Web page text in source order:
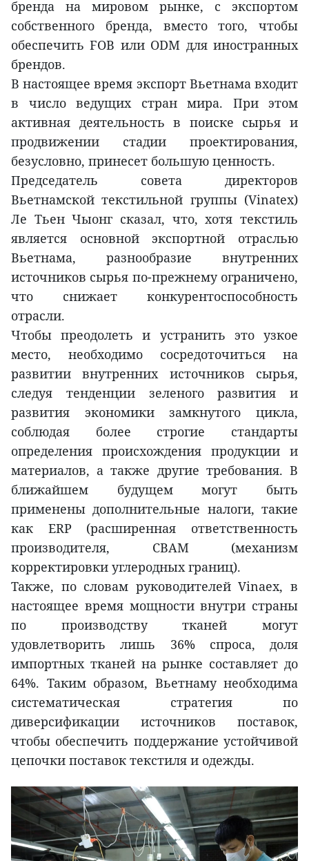
бренда на мировом рынке, с экспортом
собственного бренда, вместо того, чтобы
обеспечить FOB или ODM для иностранных
брендов.
В настоящее время экспорт Вьетнама входит
в число ведущих стран мира. При этом
активная деятельность в поиске сырья и
продвижении стадии проектирования,
безусловно, принесет большую ценность.
Председатель совета директоров
Вьетнамской текстильной группы (Vinatex)
Ле Тьен Чыонг сказал, что, хотя текстиль
является основной экспортной отраслью
Вьетнама, разнообразие внутренних
источников сырья по-прежнему ограничено,
что снижает конкурентоспособность
отрасли.
Чтобы преодолеть и устранить это узкое
место, необходимо сосредоточиться на
развитии внутренних источников сырья,
следуя тенденции зеленого развития и
развития экономики замкнутого цикла,
соблюдая более строгие стандарты
определения происхождения продукции и
материалов, а также другие требования. В
ближайшем будущем могут быть
применены дополнительные налоги, такие
как ERP (расширенная ответственность
производителя, CBAM (механизм
корректировки углеродных границ).
Также, по словам руководителей Vinaex, в
настоящее время мощности внутри страны
по производству тканей могут
удовлетворить лишь 36% спроса, доля
импортных тканей на рынке составляет до
64%. Таким образом, Вьетнаму необходима
систематическая стратегия по
диверсификации источников поставок,
чтобы обеспечить поддержание устойчивой
цепочки поставок текстиля и одежды.